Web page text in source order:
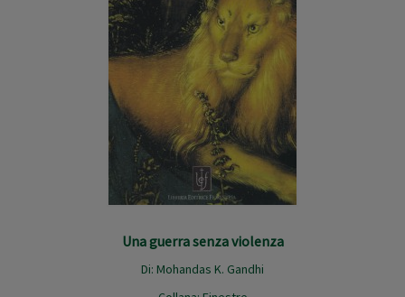
Una guerra senza violenza
Di: Mohandas K. Gandhi